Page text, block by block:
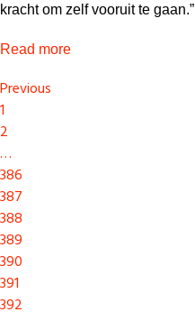
kracht om zelf vooruit te gaan.”
Read more
Previous
1
2
…
386
387
388
389
390
391
392